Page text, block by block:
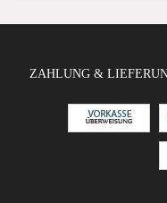
ZAHLUNG &